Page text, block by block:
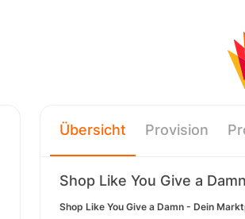
Übersicht Provision
Shop Like You Give a
Shop Like You Give a Damn - Dein